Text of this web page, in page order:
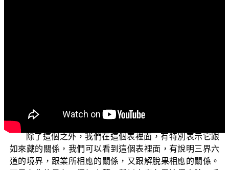
係，我們有做一個三界六道跟解脫果的對應關係表：
除了這個之外，我們在這個表裡面，有特別表示它跟
如來藏的關係，我們可以看到這個表裡面，有說明三界六
道的境界，跟業所相應的關係，又跟解脫果相應的關係。